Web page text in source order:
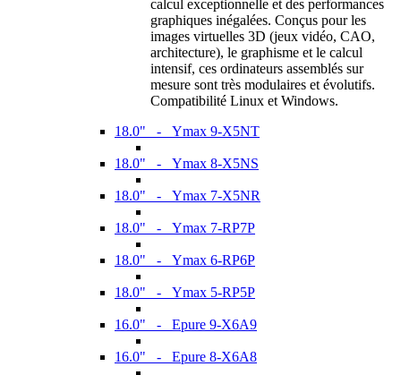
calcul exceptionnelle et des performances
graphiques inégalées. Conçus pour les
images virtuelles 3D (jeux vidéo, CAO,
architecture), le graphisme et le calcul
intensif, ces ordinateurs assemblés sur
mesure sont très modulaires et évolutifs.
Compatibilité Linux et Windows.
18.0" - Ymax 9-X5NT
18.0" - Ymax 8-X5NS
18.0" - Ymax 7-X5NR
18.0" - Ymax 7-RP7P
18.0" - Ymax 6-RP6P
18.0" - Ymax 5-RP5P
16.0" - Epure 9-X6A9
16.0" - Epure 8-X6A8